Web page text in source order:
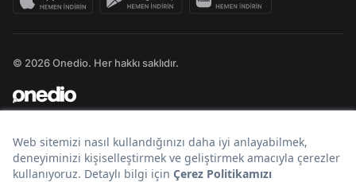
© 2026 Onedio. Her hakkı saklıdır.
Bir markasıdır.